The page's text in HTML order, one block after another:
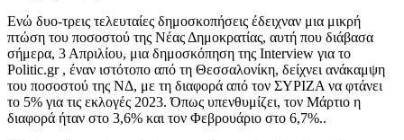
Ενώ δυο-τρεις τελευταίες δημοσκοπήσεις έδειχναν μια μικρή
πτώση του ποσοστού της Νέας Δημοκρατίας, αυτή που διάβασα
σήμερα, 3 Απριλίου, μια δημοσκόπηση της Interview για το
Politic.gr , έναν ιστότοπο από τη Θεσσαλονίκη, δείχνει ανάκαμψη
του ποσοστού της ΝΔ, με τη διαφορά από τον ΣΥΡΙΖΑ να φτάνει
το 5% για τις εκλογές 2023. Όπως υπενθυμίζει, τον Μάρτιο η
διαφορά ήταν στο 3,6% και τον Φεβρουάριο στο 6,7%..